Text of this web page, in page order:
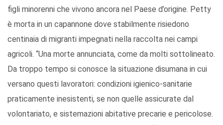
figli minorenni che vivono ancora nel Paese d’origine. Petty
è morta in un capannone dove stabilmente risiedono
centinaia di migranti impegnati nella raccolta nei campi
agricoli. “Una morte annunciata, come da molti sottolineato.
Da troppo tempo si conosce la situazione disumana in cui
versano questi lavoratori: condizioni igienico-sanitarie
praticamente inesistenti, se non quelle assicurate dal
volontariato, e sistemazioni abitative precarie e pericolose.